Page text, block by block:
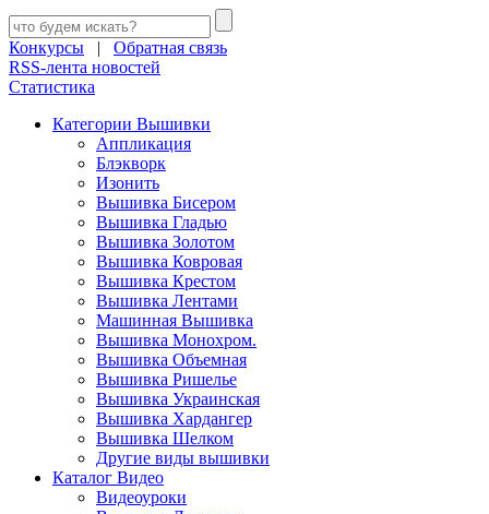
Конкурсы | Обратная связь
RSS-лента новостей
Статистика
Категории Вышивки
Аппликация
Блэкворк
Изонить
Вышивка Бисером
Вышивка Гладью
Вышивка Золотом
Вышивка Ковровая
Вышивка Крестом
Вышивка Лентами
Машинная Вышивка
Вышивка Монохром.
Вышивка Объемная
Вышивка Ришелье
Вышивка Украинская
Вышивка Хардангер
Вышивка Шелком
Другие виды вышивки
Каталог Видео
Видеоуроки